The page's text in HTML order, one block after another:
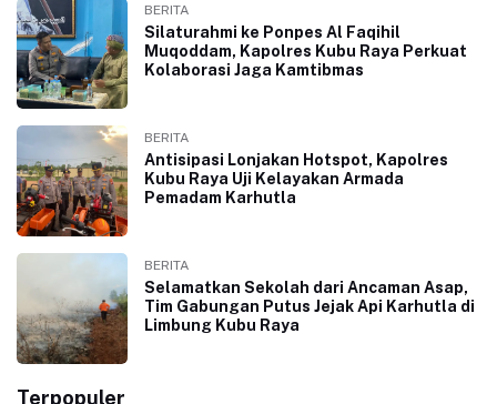
BERITA
Silaturahmi ke Ponpes Al Faqihil
Muqoddam, Kapolres Kubu Raya Perkuat
Kolaborasi Jaga Kamtibmas
BERITA
Antisipasi Lonjakan Hotspot, Kapolres
Kubu Raya Uji Kelayakan Armada
Pemadam Karhutla
BERITA
Selamatkan Sekolah dari Ancaman Asap,
Tim Gabungan Putus Jejak Api Karhutla di
Limbung Kubu Raya
Terpopuler